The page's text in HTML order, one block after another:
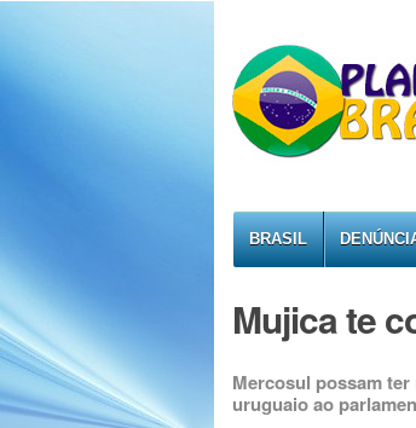
BRASIL
Mujica te
Mercosul possam
uruguaio ao